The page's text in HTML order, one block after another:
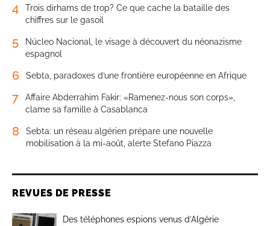
4
Trois dirhams de trop? Ce que cache la bataille des
chiffres sur le gasoil
5
Núcleo Nacional, le visage à découvert du néonazisme
espagnol
6 Sebta, paradoxes d’une frontière européenne en Afrique
7
Affaire Abderrahim Fakir: «Ramenez-nous son corps»,
clame sa famille à Casablanca
8
Sebta: un réseau algérien prépare une nouvelle
mobilisation à la mi-août, alerte Stefano Piazza
REVUES DE PRESSE
Des téléphones espions venus d’Algérie